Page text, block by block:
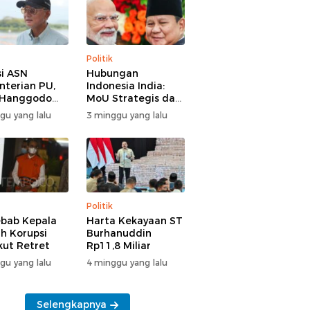
ASN
PU,
yang lalu
Politik
Hubungan
Indonesia India:
MoU Strategis dan
Tantangan Baru
3 minggu yang lalu
Kepala
Korupsi
Retret
yang lalu
Politik
Harta Kekayaan ST
Burhanuddin
Rp11,8 Miliar
4 minggu yang lalu
Selengkapnya